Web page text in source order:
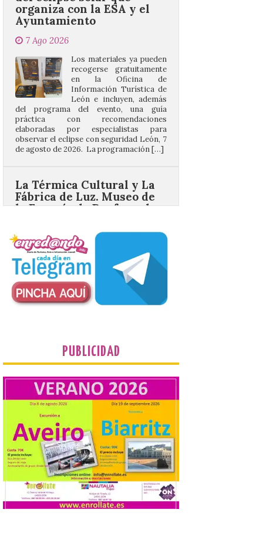
Los materiales ya pueden
recogerse gratuitamente
León e incluyen, además
del programa del evento, una guía
práctica con recomendaciones
elaboradas por especialistas para
observar el eclipse con seguridad León, 7
de agosto de 2026. La programación […]
La Térmica Cultural y La
Fábrica de Luz. Museo de
publican su agenda para
este fin de semana
7 Ago 2026
nuevas visitas guiadas de
‘Paseo entre centrales.
Un recorrido entre La
Fábrica de Luz. Museo de
la Energía (antigua central térmica de la
Minero Siderúrgica de Ponferrada –
MSP) y La Térmica Cultural (antigua
central de Compostilla […]
El estreno absoluto de la
obra “De indis. Por favor,
firme aquí” y la música del
grupo Carrion Folk,
protagonizan la oferta
cultural de este fin de
semana dentro del
programa Salamanca
Plazas y Patios
7 Ago 2026
El programa cultural
Salamanca Plazas y Patios
continúa este fin de
semana con propuestas
PUBLICIDAD